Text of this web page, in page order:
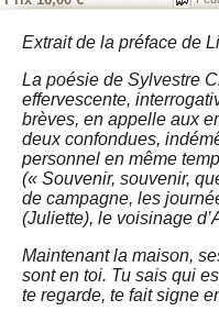
Extrait de la préface de
La poésie de Sylvestre
effervescente,
brèves, en appelle aux
deux confondues,
personnel en même
(« Souvenir, souvenir,
de campagne, les
(Juliette), le voisinage
Maintenant la maison,
sont en toi. Tu sais qui
te regarde, te fait signe